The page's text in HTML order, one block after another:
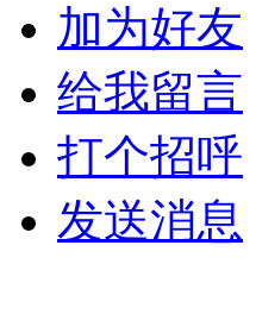
加为好友
给我留言
打个招呼
发送消息